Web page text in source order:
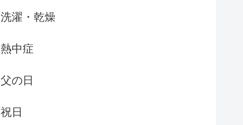
洗濯・乾燥
熱中症
父の日
祝日